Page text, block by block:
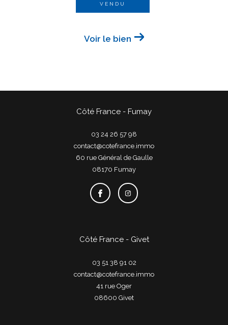
VENDU
Voir le bien
Côté France - Fumay
03 24 26 57 98
contact@cotefrance.immo
60 rue Général de Gaulle
08170
fumay
Côté France - Givet
03 51 38 91 02
contact@cotefrance.immo
41 rue Oger
08600
givet